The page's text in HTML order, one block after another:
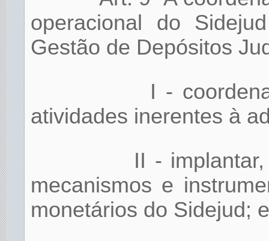
operacional do
Gestão de Depósitos
I -
atividades inerentes à
II -
mecanismos e
monetários do Sidejud; e